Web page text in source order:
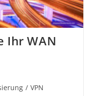
Ihr WAN
/ VPN